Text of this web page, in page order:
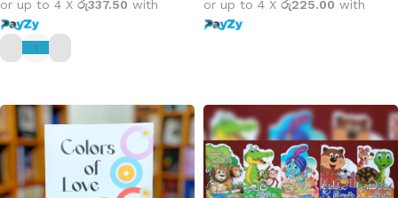
or up to 4 X රු337.50 with or up to 4 X රු225.00 with